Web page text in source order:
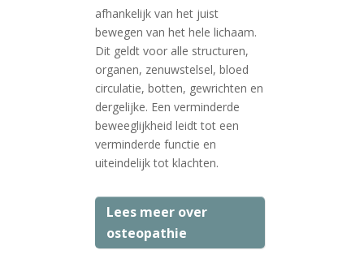
afhankelijk van het juist
bewegen van het hele lichaam.
Dit geldt voor alle structuren,
organen, zenuwstelsel, bloed
circulatie, botten, gewrichten en
dergelijke. Een verminderde
beweeglijkheid leidt tot een
verminderde functie en
uiteindelijk tot klachten.
Lees meer over
osteopathie